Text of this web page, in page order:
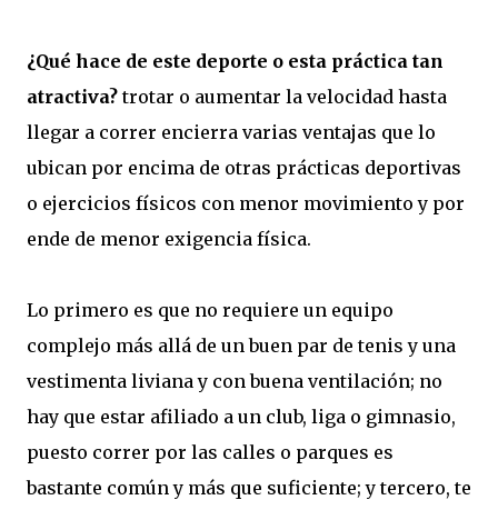
¿Qué hace de este deporte o esta práctica tan
atractiva?trotar o aumentar la velocidad hasta
llegar a correr encierra varias ventajas que lo
ubican por encima de otras prácticas deportivas
o ejercicios físicos con menor movimiento y por
ende de menor exigencia física.
Lo primero es que no requiere un equipo
complejo más allá de un buen par de tenis y una
vestimenta liviana y con buena ventilación; no
hay que estar afiliado a un club, liga o gimnasio,
puesto correr por las calles o parques es
bastante común y más que suficiente; y tercero, te